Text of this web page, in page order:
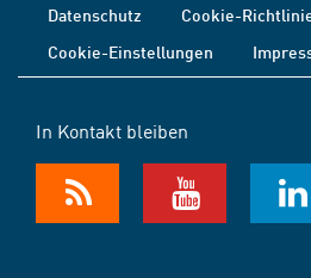
Datenschutz
Cookie-
Cookie-Einstellungen
In Kontakt bleiben